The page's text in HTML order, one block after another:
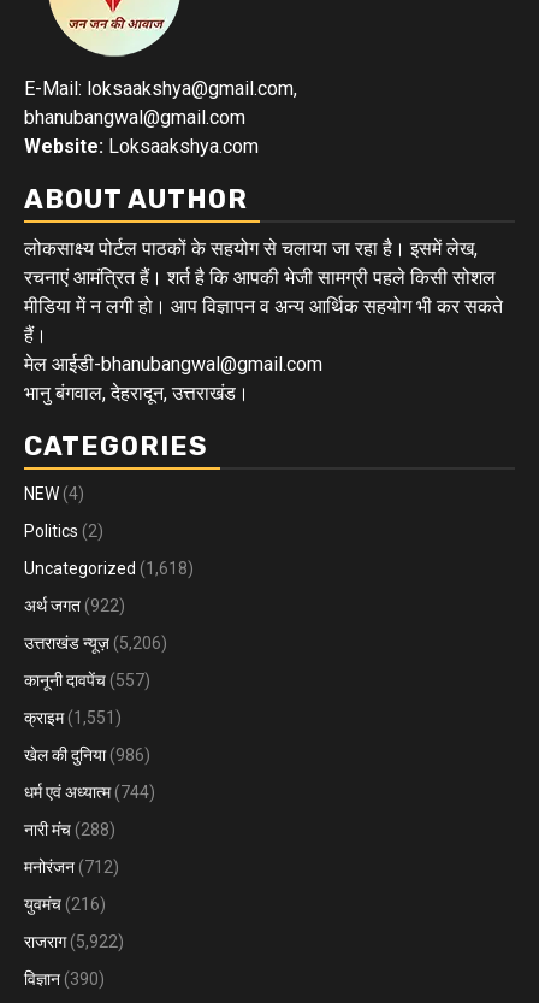
E-Mail: loksaakshya@gmail.com,
bhanubangwal@gmail.com
Website: Loksaakshya.com
ABOUT AUTHOR
लोकसाक्ष्य पोर्टल पाठकों के सहयोग से चलाया जा रहा है। इसमें लेख,
रचनाएं आमंत्रित हैं। शर्त है कि आपकी भेजी सामग्री पहले किसी सोशल
मीडिया में न लगी हो। आप विज्ञापन व अन्य आर्थिक सहयोग भी कर सकते
हैं।
मेल आईडी-bhanubangwal@gmail.com
भानु बंगवाल, देहरादून, उत्तराखंड।
CATEGORIES
NEW (4)
Politics (2)
Uncategorized (1,618)
अर्थ जगत (922)
उत्तराखंड न्यूज़ (5,206)
कानूनी दावपेंच (557)
क्राइम(1,551)
खेल की दुनिया(986)
धर्म एवं अध्यात्म(744)
नारी मंच (288)
मनोरंजन (712)
युवमंच (216)
राजराग(5,922)
विज्ञान (390)